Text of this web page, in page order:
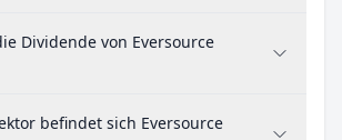
Dividende von Eversource
befindet sich Eversource